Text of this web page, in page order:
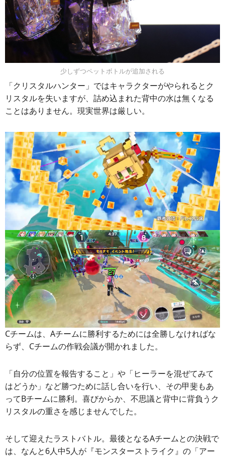
少しずつペットボトルが追加される
「クリスタルハンター」ではキャラクターがやられるとク
リスタルを失いますが、詰め込まれた背中の水は無くなる
ことはありません。現実世界は厳しい。
Cチームは、Aチームに勝利するためには全勝しなければな
らず、Cチームの作戦会議が開かれました。
「自分の位置を報告すること」や「ヒーラーを混ぜてみて
はどうか」など勝つために話し合いを行い、その甲斐もあ
ってBチームに勝利。喜びからか、不思議と背中に背負うク
リスタルの重さを感じませんでした。
そして迎えたラストバトル。最後となるAチームとの決戦で
は、なんと6人中5人が『モンスターストライク』の「アー